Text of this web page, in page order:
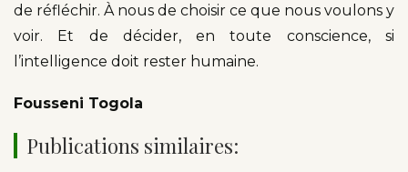
de réfléchir. À nous de choisir ce que nous voulons y
voir. Et de décider, en toute conscience, si
l’intelligence doit rester humaine.
Fousseni Togola
Publications similaires: